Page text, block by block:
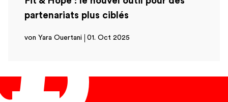
partenariats plus ciblés
von Yara Ouertani 01. Oct 2025